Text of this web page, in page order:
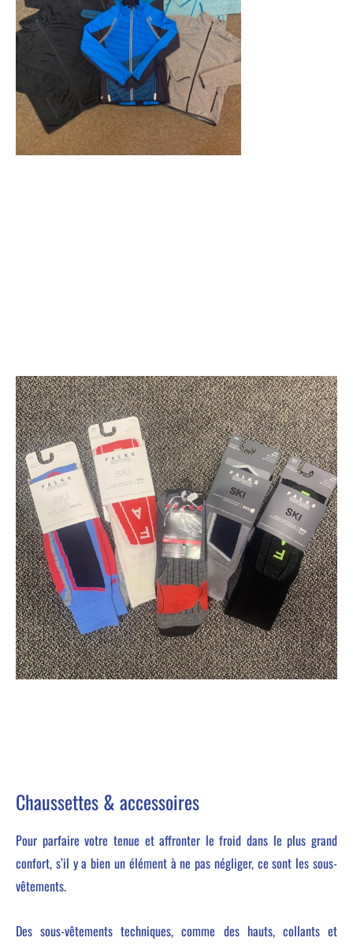
Chaussettes & accessoires
Pour parfaire votre tenue et affronter le froid dans le plus grand
confort, s’il y a bien un élément à ne pas négliger, ce sont les sous-
vêtements.
Des sous-vêtements techniques, comme des hauts, collants et